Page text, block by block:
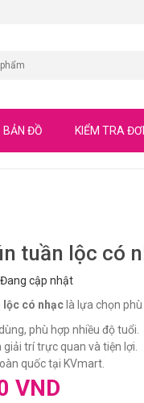
BẢN ĐỒ KIỂM TRA
tuần lộc có
cập nhật
lộc có nhạc là lựa chọn
phù hợp nhiều độ tuổi.
giải trí trực quan và tiện lợi.
quốc tại KVmart.
VND